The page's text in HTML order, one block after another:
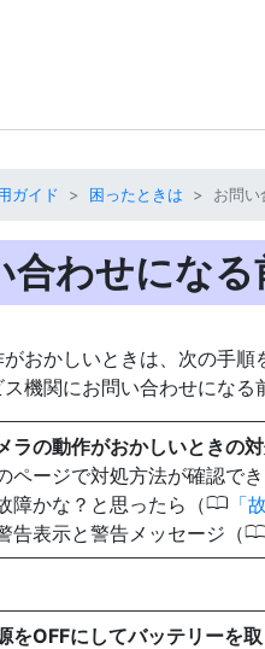
ガイド 困ったときは お問い
合わせになる
がおかしいときは、次の手
機関にお問い合わせになる
ラの動作がおかしいときの
ページで対処方法が確認でき
障かな？と思ったら（0
告表示と警告メッセージ（
をOFFにしてバッテリーを